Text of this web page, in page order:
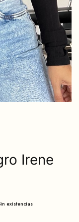
Irene
existencias